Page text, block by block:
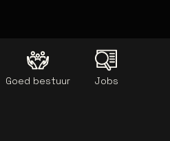
Goed bestuur Jobs